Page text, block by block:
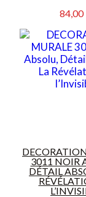
84,00
3011 NOIR
DÉTAIL